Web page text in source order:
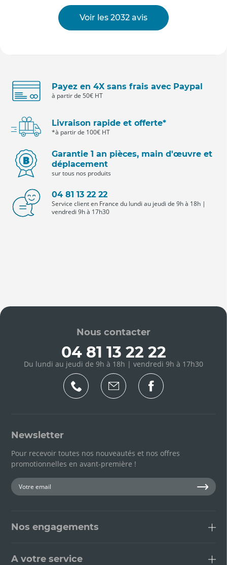
Voir les 2032 avis
Payez en 4X sans frais avec Paypal
à partir de 50€ HT
Livraison rapide et offerte*
*à partir de 100€ HT
Garantie 1 an pièces, main d'œuvre et
déplacement
sur tous nos produits
04 81 13 22 22
Service client en France du lundi au jeudi de 9h à 18h |
vendredi 9h à 17h30
Nous contacter
04 81 13 22 22
Du lundi au jeudi de 9h à 18h | vendredi 9h à 17h30
Newsletter
Pour recevoir toutes nos nouveautés et nos offres
promotionnelles en avant-première !
Nos engagements
A votre service